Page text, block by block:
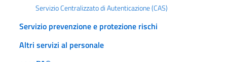
Servizio Centralizzato di Autenticazione (CAS)
Servizio prevenzione e protezione rischi
Altri servizi al personale